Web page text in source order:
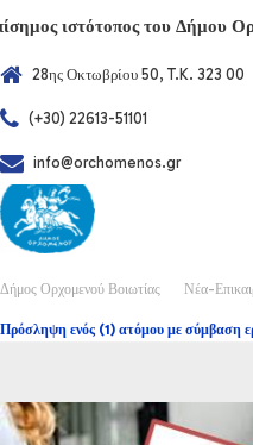
ιστότοπος του Δήμου
28ης Οκτωβρίου 50, T.K. 323 00
(+30) 22613-51101
info@orchomenos.gr
Δήμος Ορχομενού Βοιωτίας Νέα-
Πρόσληψη ενός (1) ατόμου με σύμβαση